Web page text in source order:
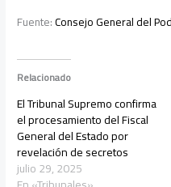
Fuente:Consejo General del
Relacionado
El Tribunal Supremo confirma
el procesamiento del Fiscal
General del Estado por
revelación de secretos
julio 29, 2025